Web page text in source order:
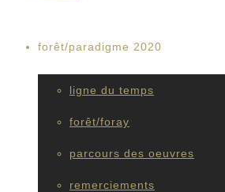
forêt/paradigme 2020
ligne du temps
forêt/foray
parcours des oeuvres
remerciements